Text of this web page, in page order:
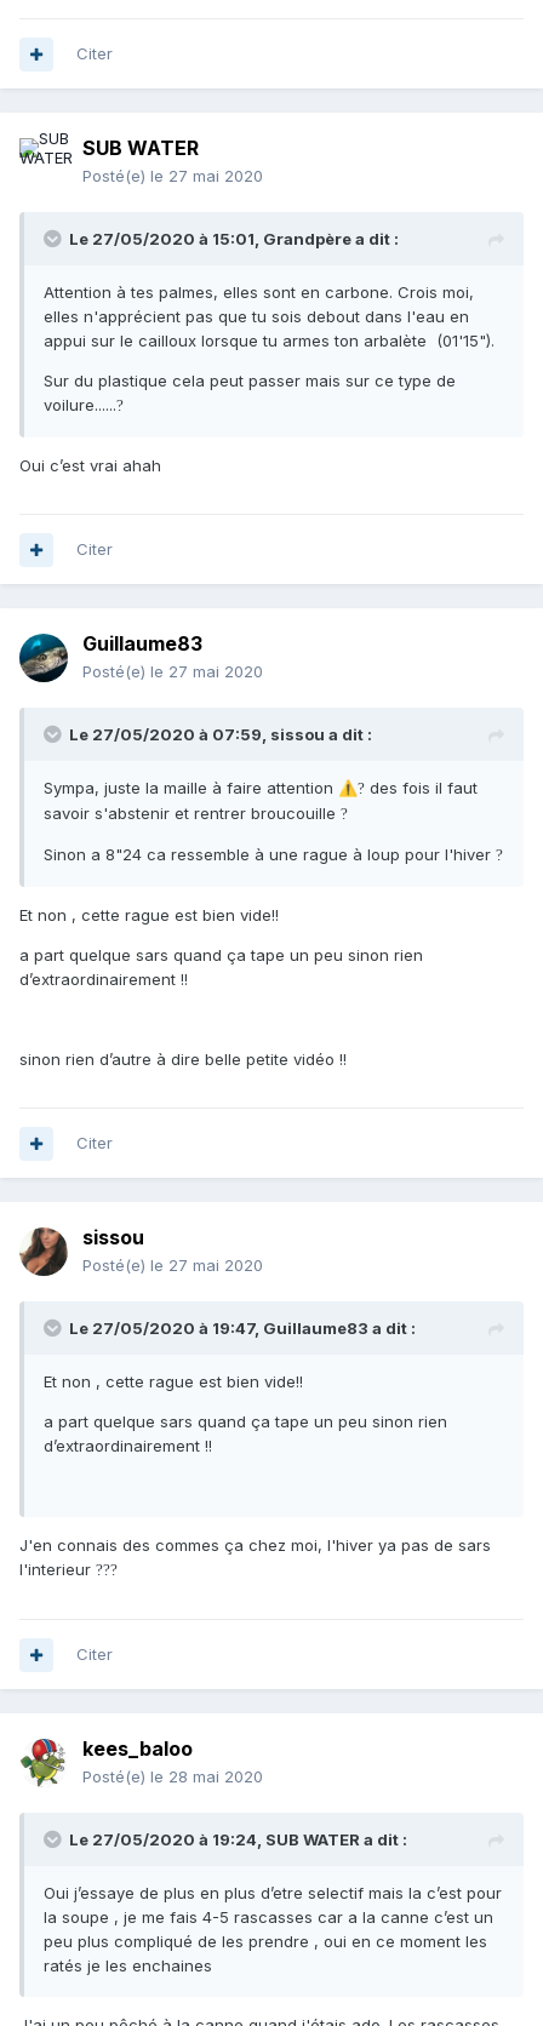
Citer
SUB WATER
Posté(e) le 27 mai 2020
Le 27/05/2020 à 15:01, Grandpèrea dit :
Attention à tes palmes, elles sont en carbone. Crois moi,
elles n'apprécient pas que tu sois debout dans l'eau en
appui sur le cailloux lorsque tu armes ton arbalète (01'15").
Sur du plastique cela peut passer mais sur ce type de
voilure......?
Oui c’est vrai ahah
Citer
Guillaume83
Posté(e) le 27 mai 2020
Le 27/05/2020 à 07:59, sissou a dit :
Sympa, juste la maille à faire attention ⚠️? des fois il faut
savoir s'abstenir et rentrer broucouille ?
Sinon a 8"24 ca ressemble à une rague à loup pour l'hiver ?
Et non , cette rague est bien vide!!
a part quelque sars quand ça tape un peu sinon rien
d’extraordinairement !!
sinon rien d’autre à dire belle petite vidéo !!
Citer
sissou
Posté(e) le 27 mai 2020
Le 27/05/2020 à 19:47, Guillaume83 a dit :
Et non , cette rague est bien vide!!
a part quelque sars quand ça tape un peu sinon rien
d’extraordinairement !!
J'en connais des commes ça chez moi, l'hiver ya pas de sars
l'interieur ???
Citer
kees_baloo
Posté(e) le 28 mai 2020
Le 27/05/2020 à 19:24, SUB WATER a dit :
Oui j’essaye de plus en plus d’etre selectif mais la c’est pour
la soupe , je me fais 4-5 rascasses car a la canne c’est un
peu plus compliqué de les prendre , oui en ce moment les
ratés je les enchaines